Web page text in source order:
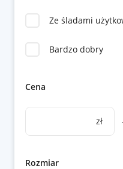
Ze śladami
Bardzo dobry
Cena
zł
Rozmiar